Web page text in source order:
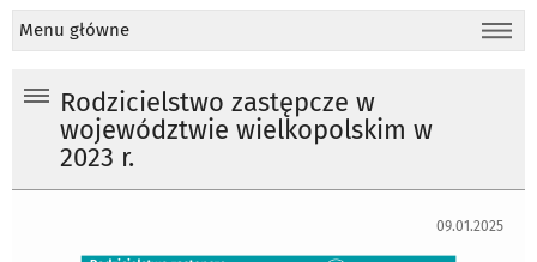
Menu główne
Rodzicielstwo zastępcze w
województwie wielkopolskim w
2023 r.
09.01.2025